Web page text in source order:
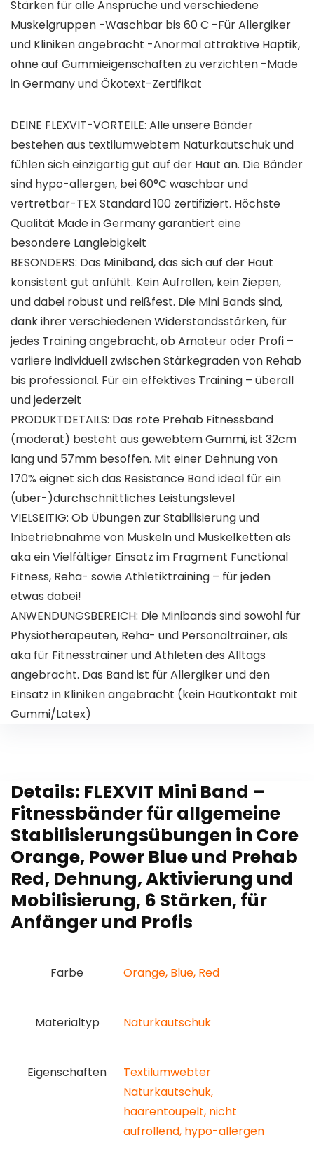
Stärken für alle Ansprüche und verschiedene
Muskelgruppen -Waschbar bis 60 C -Für Allergiker
und Kliniken angebracht -Anormal attraktive Haptik,
ohne auf Gummieigenschaften zu verzichten -Made
in Germany und Ökotext-Zertifikat
DEINE FLEXVIT-VORTEILE: Alle unsere Bänder
bestehen aus textilumwebtem Naturkautschuk und
fühlen sich einzigartig gut auf der Haut an. Die Bänder
sind hypo-allergen, bei 60°C waschbar und
vertretbar-TEX Standard 100 zertifiziert. Höchste
Qualität Made in Germany garantiert eine
besondere Langlebigkeit
BESONDERS: Das Miniband, das sich auf der Haut
konsistent gut anfühlt. Kein Aufrollen, kein Ziepen,
und dabei robust und reißfest. Die Mini Bands sind,
dank ihrer verschiedenen Widerstandsstärken, für
jedes Training angebracht, ob Amateur oder Profi –
variiere individuell zwischen Stärkegraden von Rehab
bis professional. Für ein effektives Training – überall
und jederzeit
PRODUKTDETAILS: Das rote Prehab Fitnessband
(moderat) besteht aus gewebtem Gummi, ist 32cm
lang und 57mm besoffen. Mit einer Dehnung von
170% eignet sich das Resistance Band ideal für ein
(über-)durchschnittliches Leistungslevel
VIELSEITIG: Ob Übungen zur Stabilisierung und
Inbetriebnahme von Muskeln und Muskelketten als
aka ein Vielfältiger Einsatz im Fragment Functional
Fitness, Reha- sowie Athletiktraining – für jeden
etwas dabei!
ANWENDUNGSBEREICH: Die Minibands sind sowohl für
Physiotherapeuten, Reha- und Personaltrainer, als
aka für Fitnesstrainer und Athleten des Alltags
angebracht. Das Band ist für Allergiker und den
Einsatz in Kliniken angebracht (kein Hautkontakt mit
Gummi/Latex)
Details: FLEXVIT Mini Band –
Fitnessbänder für allgemeine
Stabilisierungsübungen in Core
Orange, Power Blue und Prehab
Red, Dehnung, Aktivierung und
Mobilisierung, 6 Stärken, für
Anfänger und Profis
Farbe ‎Orange, Blue, Red
Materialtyp ‎Naturkautschuk
Eigenschaften
‎Textilumwebter
Naturkautschuk,
haarentoupelt, nicht
aufrollend, hypo-allergen